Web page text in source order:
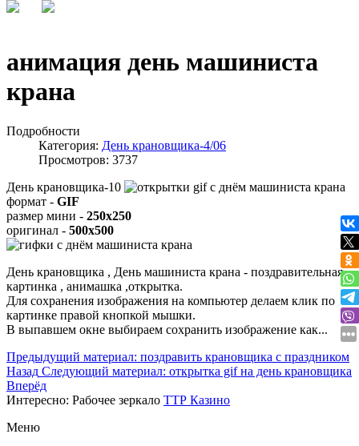
анимация день машиниста
крана
Подробности
Категория: День крановщика-4/06
Просмотров: 3737
День крановщика-10
формат - GIF
размер мини - 250x250
оригинал - 500x500
День крановщика , День машиниста крана - поздравительная
картинка , анимашка ,открытка.
Для сохранения изображения на компьютер делаем клик по
картинке правой кнопкой мышки.
В выпавшем окне выбираем сохранить изображение как...
Предыдущий материал: поздравить крановщика с праздником
Назад Следующий материал: открытка gif на день крановщика
Вперёд
Интересно: Рабочее зеркало ТТР Казино
Меню